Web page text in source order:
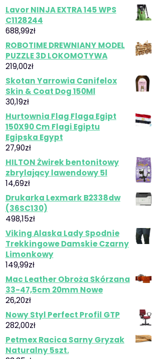
Lavor NINJA EXTRA 145 WPS
C1128244
688,99zł
ROBOTIME DREWNIANY MODEL
PUZZLE 3D LOKOMOTYWA
219,00zł
Skotan Yarrowia Canifelox
Skin & Coat Dog 150Ml
30,19zł
Hurtownia Flag Flaga Egipt
150X90 Cm Flagi Egiptu
Egipska Egypt
27,90zł
HILTON Żwirek bentonitowy
zbrylający lawendowy 5l
14,69zł
Drukarka Lexmark B2338dw
(36SC130)
498,15zł
Viking Alaska Lady Spodnie
Trekkingowe Damskie Czarny
Limonkowy
149,99zł
Mac Leather Obroża Skórzana
33-47,5cm 20mm Nowe
26,20zł
Nowy Styl Perfect Profil GTP
282,00zł
Petmex Racica Sarny Gryzak
Naturalny 5szt.